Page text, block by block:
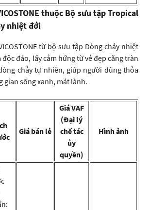
thuộc Bộ sưu tập Tropical
nhiệt đới
từ bộ sưu tập Dòng chảy nhiệt
đáo, lấy cảm hứng từ vẻ đẹp căng tràn
chảy tự nhiên, giúp người dùng thỏa
gian sống xanh, mát lành.
Giá bán lẻ
Giá VAF
(Đại lý
chế tác
ủy
quyền)
Hình ảnh